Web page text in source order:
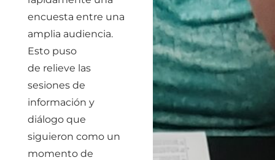
encuesta entre una
amplia audiencia.
Esto puso
de relieve las
sesiones de
información y
diálogo que
siguieron como un
momento de